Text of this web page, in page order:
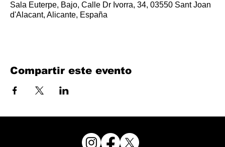
Sala Euterpe, Bajo, Calle Dr Ivorra, 34, 03550 Sant Joan
d'Alacant, Alicante, España
Compartir este evento